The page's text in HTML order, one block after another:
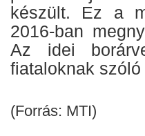
készült. Ez a
2016-ban
Az idei
fiataloknak
(Forrás: MTI)